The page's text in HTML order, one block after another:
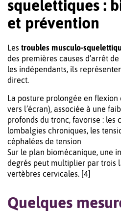
squelettiques :
et prévention
Les troubles musculo-
des premières causes d’arrêt
les indépendants, ils
direct.
La posture prolongée en
vers l’écran), associée à une
profonds du tronc, favorise : les
lombalgies chroniques, les
céphalées de tension
Sur le plan biomécanique, une
degrés peut multiplier par trois
vertèbres cervicales. [4]
Quelques